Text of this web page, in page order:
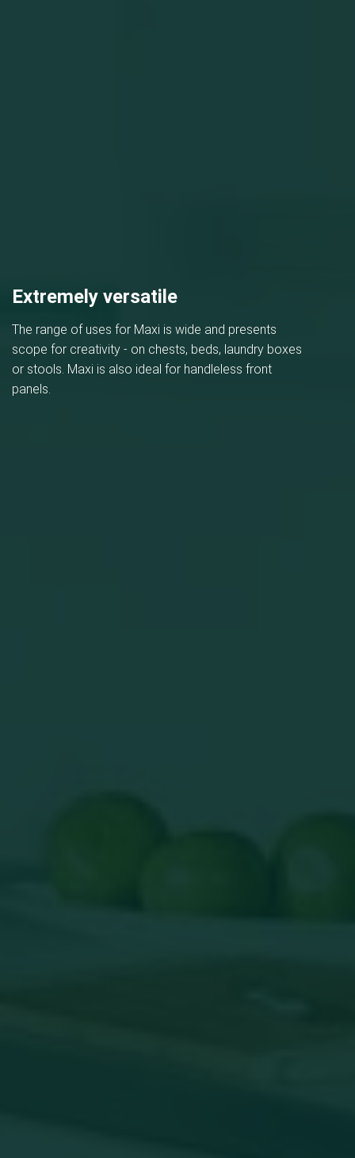
Extremely versatile
The range of uses for Maxi is wide and presents
scope for creativity - on chests, beds, laundry boxes
or stools. Maxi is also ideal for handleless front
panels.